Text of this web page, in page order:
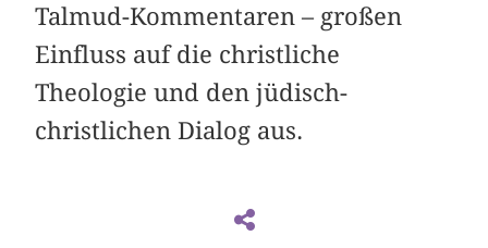
Talmud-Kommentaren – großen
Einfluss auf die christliche
Theologie und den jüdisch-
christlichen Dialog aus.